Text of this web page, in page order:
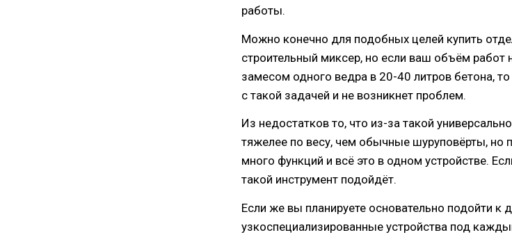
работы.
Можно конечно для подобных целей купить
строительный миксер, но если ваш объём работ
замесом одного ведра в 20-40 литров бетона,
с такой задачей и не возникнет проблем.
Из недостатков то, что из-за такой
тяжелее по весу, чем обычные шуруповёрты, но
много функций и всё это в одном устройстве.
такой инструмент подойдёт.
Если же вы планируете основательно подойти к
узкоспециализированные устройства под